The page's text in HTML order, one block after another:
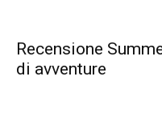
Recensione
di avventure